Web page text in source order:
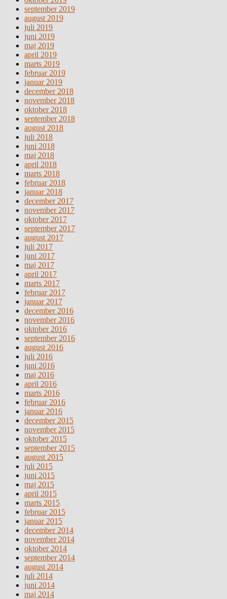
september 2019
august 2019
juli 2019
juni 2019
maj 2019
april 2019
marts 2019
februar 2019
januar 2019
december 2018
november 2018
oktober 2018
september 2018
august 2018
juli 2018
juni 2018
maj 2018
april 2018
marts 2018
februar 2018
januar 2018
december 2017
november 2017
oktober 2017
september 2017
august 2017
juli 2017
juni 2017
maj 2017
april 2017
marts 2017
februar 2017
januar 2017
december 2016
november 2016
oktober 2016
september 2016
august 2016
juli 2016
juni 2016
maj 2016
april 2016
marts 2016
februar 2016
januar 2016
december 2015
november 2015
oktober 2015
september 2015
august 2015
juli 2015
juni 2015
maj 2015
april 2015
marts 2015
februar 2015
januar 2015
december 2014
november 2014
oktober 2014
september 2014
august 2014
juli 2014
juni 2014
maj 2014